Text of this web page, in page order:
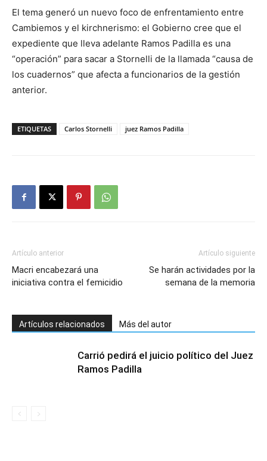
El tema generó un nuevo foco de enfrentamiento entre
Cambiemos y el kirchnerismo: el Gobierno cree que el
expediente que lleva adelante Ramos Padilla es una
“operación” para sacar a Stornelli de la llamada “causa de
los cuadernos” que afecta a funcionarios de la gestión
anterior.
ETIQUETAS Carlos Stornelli juez Ramos Padilla
Artículo anterior
Macri encabezará una
iniciativa contra el femicidio
Artículo siguiente
Se harán actividades por la
semana de la memoria
Artículos relacionados Más del autor
Carrió pedirá el juicio político del Juez
Ramos Padilla